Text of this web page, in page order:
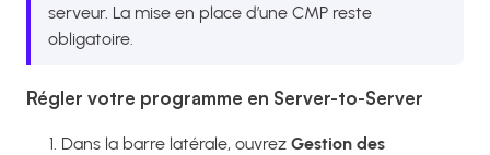
serveur. La mise en place d’une CMP reste
obligatoire.
Régler votre programme en Server-to-Server
Dans la barre latérale, ouvrez Gestion des